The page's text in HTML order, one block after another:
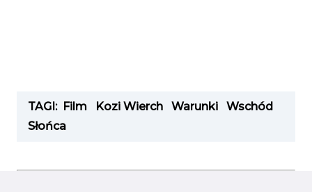
TAGI: Film Kozi Wierch Warunki
Wschód
Słońca